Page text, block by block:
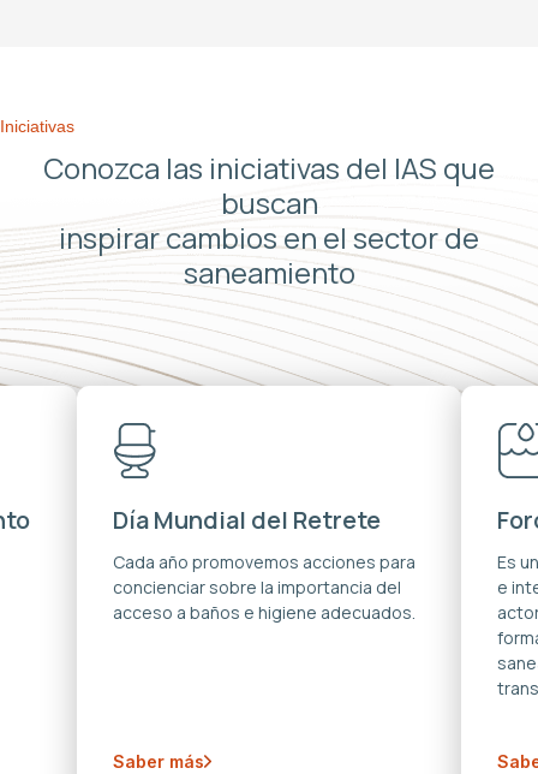
Iniciativas
Conozca las iniciativas del IAS que
buscan
inspirar cambios en el sector de
saneamiento
Día Mundial del Retrete
Cada año promovemos acciones para
concienciar sobre la importancia del
acceso a baños e higiene adecuados.
Saber más
Es
e